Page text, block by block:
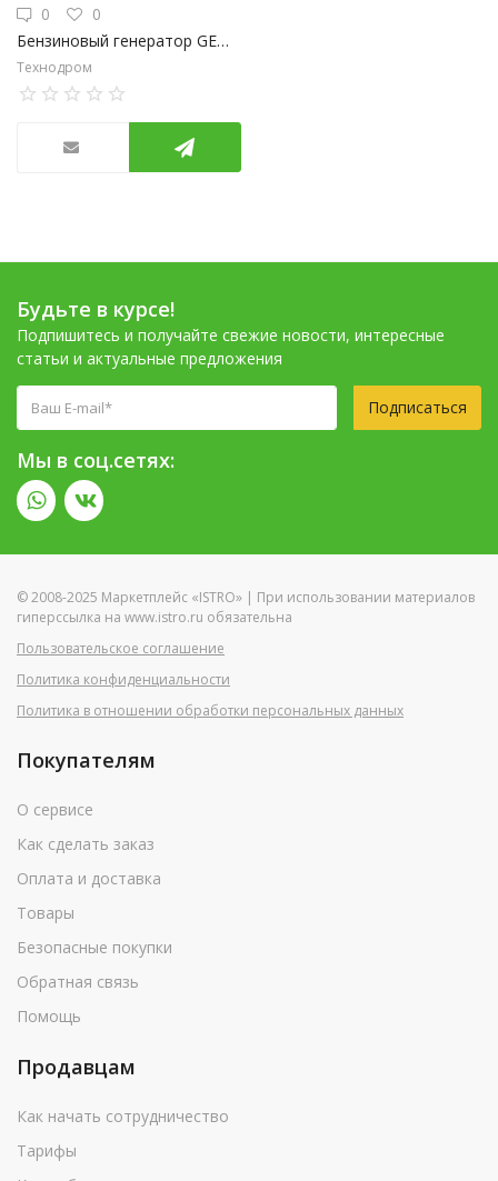
0
0
Бензиновый генератор GENMAC CLICK RG4000HO
Технодром
Будьте в курсе!
Подпишитесь и получайте свежие новости, интересные
статьи и актуальные предложения
Подписаться
Мы в соц.сетях:
© 2008-2025 Маркетплейс «ISTRO» | При использовании материалов
гиперссылка на www.istro.ru обязательна
Пользовательское соглашение
Политика конфиденциальности
Политика в отношении обработки персональных данных
Покупателям
О сервисе
Как сделать заказ
Оплата и доставка
Товары
Безопасные покупки
Обратная связь
Помощь
Продавцам
Как начать сотрудничество
Тарифы